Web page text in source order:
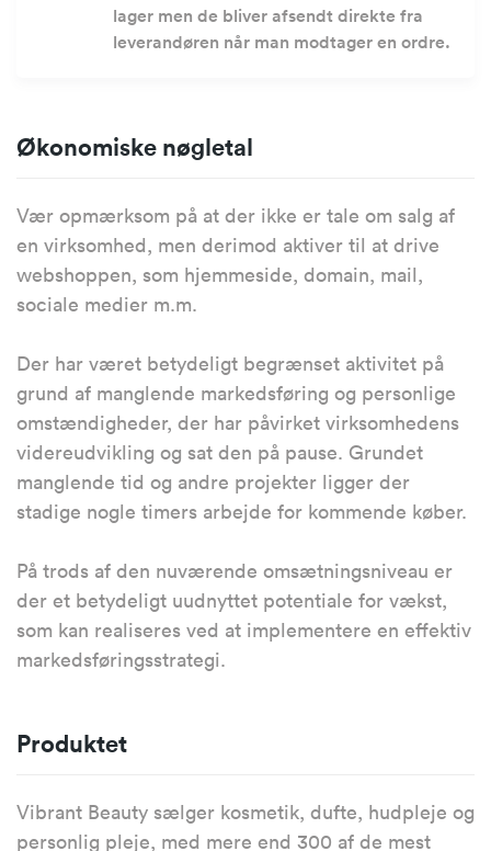
lager men de bliver afsendt direkte fra
leverandøren når man modtager en ordre.
Økonomiske nøgletal
Vær opmærksom på at der ikke er tale om salg af
en virksomhed, men derimod aktiver til at drive
webshoppen, som hjemmeside, domain, mail,
sociale medier m.m.
Der har været betydeligt begrænset aktivitet på
grund af manglende markedsføring og personlige
omstændigheder, der har påvirket virksomhedens
videreudvikling og sat den på pause. Grundet
manglende tid og andre projekter ligger der
stadige nogle timers arbejde for kommende køber.
På trods af den nuværende omsætningsniveau er
der et betydeligt uudnyttet potentiale for vækst,
som kan realiseres ved at implementere en effektiv
markedsføringsstrategi.
Produktet
Vibrant Beauty sælger kosmetik, dufte, hudpleje og
personlig pleje, med mere end 300 af de mest